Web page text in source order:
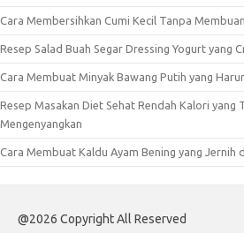
Cara Membersihkan Cumi Kecil Tanpa
Resep Salad Buah Segar Dressing Yogurt yang
Cara Membuat Minyak Bawang Putih yang
Resep Masakan Diet Sehat Rendah Kalori yang
Mengenyangkan
Cara Membuat Kaldu Ayam Bening yang Jernih
@2026 Copyright All Reserved